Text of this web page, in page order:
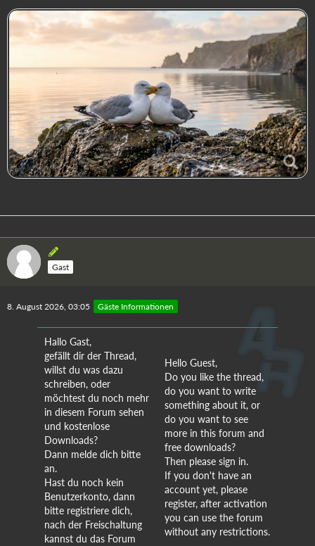
Gast
8. August 2026, 03:05 Gäste Informationen
Hallo Gast,
gefällt dir der Thread,
willst du was dazu
schreiben, oder
möchtest du noch mehr
in diesem Forum sehen
und kostenlose
Downloads?
Dann melde dich bitte
an.
Hast du noch kein
Benutzerkonto, dann
bitte registriere dich,
nach der Freischaltung
kannst du das Forum
Hello Guest,
Do you like the thread,
do you want to write
something about it, or
do you want to see
more in this forum and
free downloads?
Then please sign in.
If you don't have an
account yet, please
register, after activation
you can use the forum
without any restrictions.